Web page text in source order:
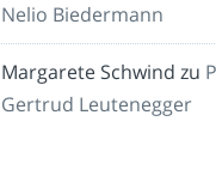
Nelio Biedermann
Margarete Schwind zu
Gertrud Leutenegger